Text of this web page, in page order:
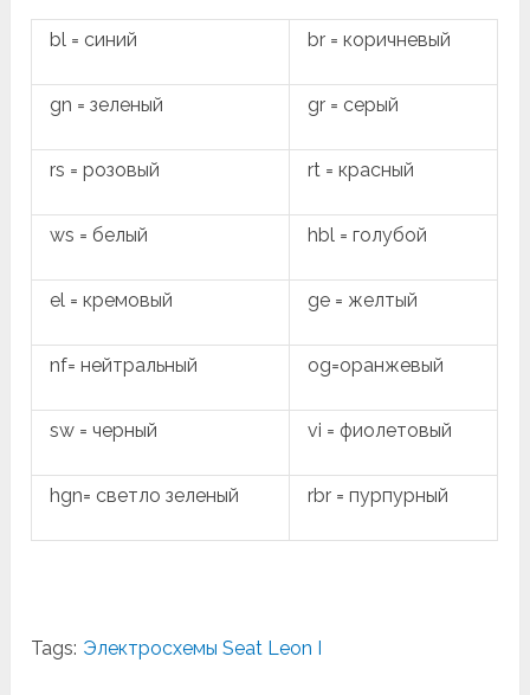
bl = синий br = коричневый
gn = зеленый gr = серый
rs = розовый rt = красный
ws = белый hbl = голубой
el = кремовый ge = желтый
nf= нейтральный og=оранжевый
sw = черный vi = фиолетовый
hgn= светло зеленый rbr = пурпурный
Tags: Электросхемы Seat Leon I